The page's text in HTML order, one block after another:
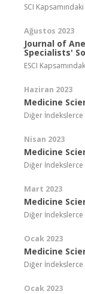
SCI
Ağustos 2023
Journal of
Specialists'
ESCI
Haziran 2023
Medicine
Diğer
Nisan 2023
Medicine
Diğer
Mart 2023
Medicine
Diğer
Ocak 2023
Medicine
Diğer
Ocak 2023